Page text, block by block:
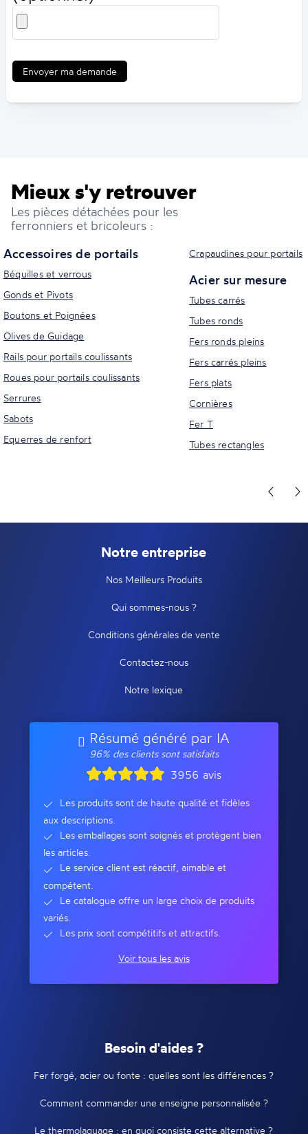
Envoyer ma demande
Mieux s'y retrouver
Les pièces détachées pour les
ferronniers et bricoleurs :
Accessoires de portails
Béquilles et verrous
Gonds et Pivots
Boutons et Poignées
Olives de Guidage
Rails pour portails coulissants
Roues pour portails coulissants
Serrures
Sabots
Equerres de renfort
Crapaudines pour portails
Acier sur mesure
Tubes carrés
Tubes ronds
Fers ronds pleins
Fers carrés pleins
Fers plats
Cornières
Fer T
Tubes rectangles
Notre entreprise
Nos Meilleurs Produits
Qui sommes-nous ?
Conditions générales de vente
Contactez-nous
Notre lexique
Résumé généré par IA
96% des clients sont satisfaits
3956 avis
Les produits sont de haute qualité et fidèles
aux descriptions.
Les emballages sont soignés et protègent bien
les articles.
Le service client est réactif, aimable et
compétent.
Le catalogue offre un large choix de produits
variés.
Les prix sont compétitifs et attractifs.
Voir tous les avis
Besoin d'aides ?
Fer forgé, acier ou fonte : quelles sont les différences ?
Comment commander une enseigne personnalisée ?
Le thermolaquage : en quoi consiste cette alternative ?